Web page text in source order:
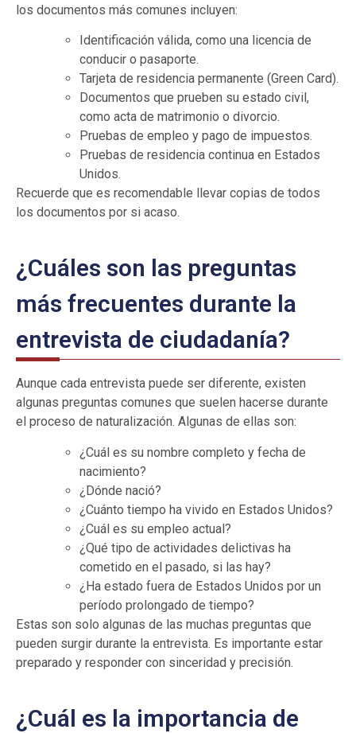
los documentos más comunes incluyen:
Identificación válida, como una licencia de
conducir o pasaporte.
Tarjeta de residencia permanente (Green Card).
Documentos que prueben su estado civil,
como acta de matrimonio o divorcio.
Pruebas de empleo y pago de impuestos.
Pruebas de residencia continua en Estados
Unidos.
Recuerde que es recomendable llevar copias de todos
los documentos por si acaso.
¿Cuáles son las preguntas
más frecuentes durante la
entrevista de ciudadanía?
Aunque cada entrevista puede ser diferente, existen
algunas preguntas comunes que suelen hacerse durante
el proceso de naturalización. Algunas de ellas son:
¿Cuál es su nombre completo y fecha de
nacimiento?
¿Dónde nació?
¿Cuánto tiempo ha vivido en Estados Unidos?
¿Cuál es su empleo actual?
¿Qué tipo de actividades delictivas ha
cometido en el pasado, si las hay?
¿Ha estado fuera de Estados Unidos por un
período prolongado de tiempo?
Estas son solo algunas de las muchas preguntas que
pueden surgir durante la entrevista. Es importante estar
preparado y responder con sinceridad y precisión.
¿Cuál es la importancia de